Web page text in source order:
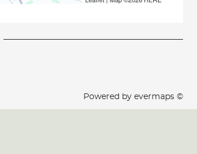
Powered by evermaps ©